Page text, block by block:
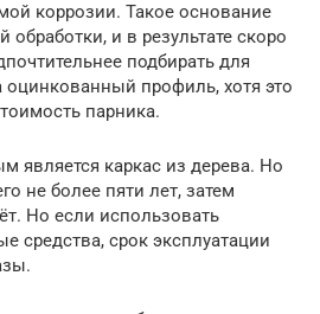
коррозии. Такое основание
обработки, и в результате скоро
подбирать для
оцинкованный профиль, хотя это
парника.
является каркас из дерева. Но
не более пяти лет, затем
Но если использовать
средства, срок эксплуатации